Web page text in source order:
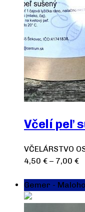
Včelí peľ
VČELÁRSTVO
4,50 € – 7,00 €
Gemer -